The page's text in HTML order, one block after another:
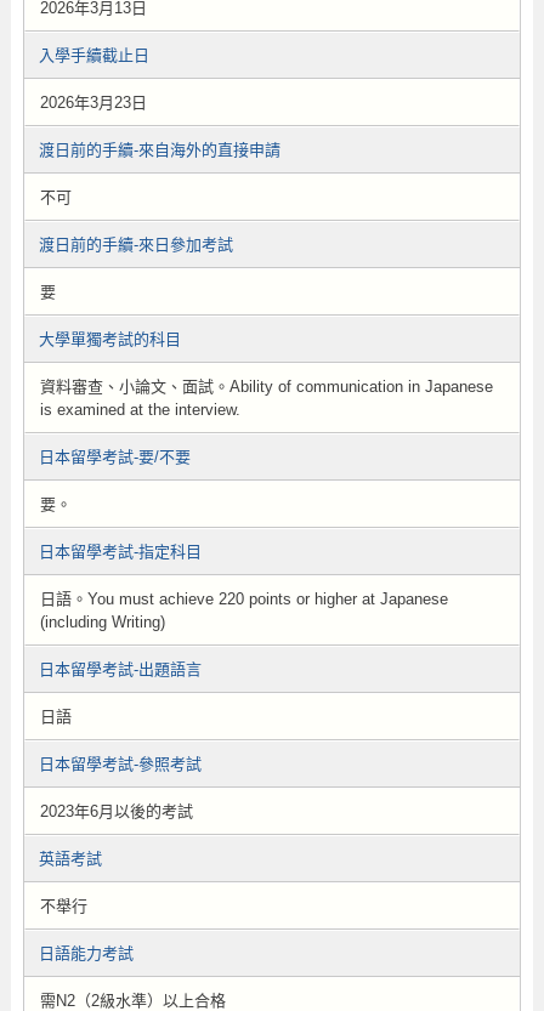
2026年3月13日
入學手續截止日
2026年3月23日
渡日前的手續-來自海外的直接申請
不可
渡日前的手續-來日參加考試
要
大學單獨考試的科目
資料審查、小論文、面試。Ability of communication in Japanese
is examined at the interview.
日本留學考試-要/不要
要。
日本留學考試-指定科目
日語。You must achieve 220 points or higher at Japanese
(including Writing)
日本留學考試-出題語言
日語
日本留學考試-參照考試
2023年6月以後的考試
英語考試
不舉行
日語能力考試
需N2（2級水準）以上合格